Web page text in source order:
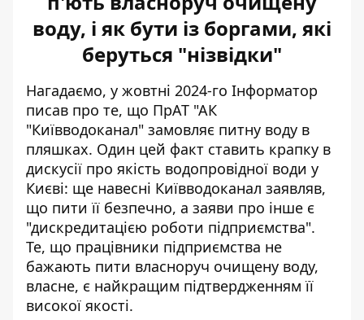
воду, і як бути із боргами, які
беруться "нізвідки"
Нагадаємо, у жовтні 2024-го Інформатор
писав про те, що ПрАТ "АК
"Київводоканал" замовляє питну воду в
пляшках. Один цей факт ставить крапку в
дискусії про якість водопровідної води у
Києві: ще навесні Київводоканал заявляв,
що пити її безпечно, а заяви про інше є
"дискредитацією роботи підприємства".
Те, що працівники підприємства не
бажають пити власноруч очищену воду,
власне, є найкращим підтвердженням її
високої якості.